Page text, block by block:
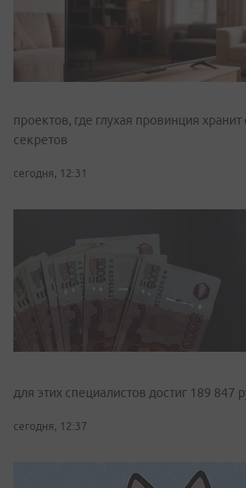
проектов, где глухая провинция
секретов
сегодня, 12:31
для этих специалистов достиг 189 847
сегодня, 12:37